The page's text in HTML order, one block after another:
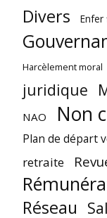
Divers Enfer
Harcèlement moral
juridique
NAO Non
Plan de départ
retraite
Réseau